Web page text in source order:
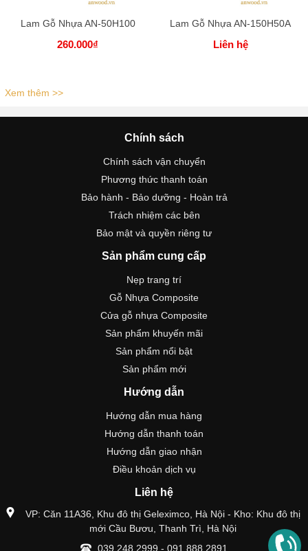
Lam Gỗ Nhựa AN-50H100
260.000₫
Lam Gỗ Nhựa AN-150H50A
Liên hệ
Xem thêm >>
Chính sách
Chính sách vận chuyển
Phương thức thanh toán
Bảo hành - Bảo dưỡng - Hoàn trả
Trách nhiệm các bên
Bảo mật và quyền riêng tư
Sản phẩm cung cấp
Nẹp trang trí
Gỗ Nhựa Composite
Cửa gỗ nhựa Composite
Sản phẩm khuyến mãi
Sản phẩm nổi bật
Sản phẩm mới
Hướng dẫn
Hướng dẫn mua hàng
Hướng dẫn thanh toán
Hướng dẫn giao nhận
Điều khoản dịch vụ
Liên hệ
VP: Căn 11A36, Khu đô thị Geleximco, Hà Nội - Kho: Khu đô thị
mới Cầu Bươu, Thanh Trì, Hà Nội
039 248 2999 - 091 888 2891